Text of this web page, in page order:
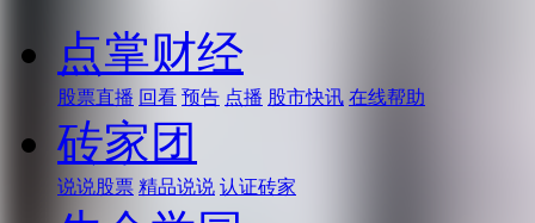
点掌财经
股票直播 回看 预告 点播 股市快讯 在线帮助
砖家团
说说股票 精品说说 认证砖家